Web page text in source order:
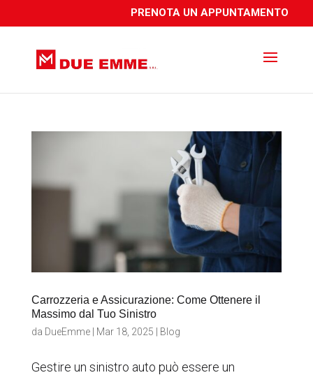
PRENOTA UN APPUNTAMENTO
Carrozzeria e Assicurazione: Come Ottenere il
Massimo dal Tuo Sinistro
da DueEmme| Mar 18, 2025 | Blog
Gestire un sinistro auto può essere un